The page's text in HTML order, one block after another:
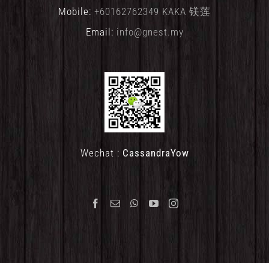
Mobile: +60162762349 KAKA 镁莲
Email: info@gnest.my
Wechat : CassandraYow